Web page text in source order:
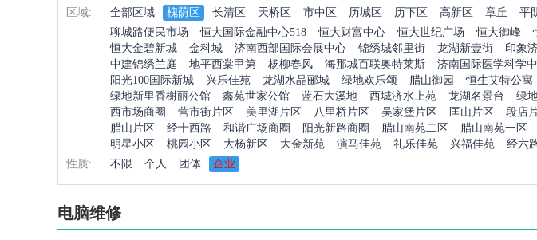
区域: 全部区域 槐荫区 长清区 天桥区 市中区 历城区 历下区 高新区 章丘 平
聊城路便民市场
恒大国际金融中心518 恒大财富中心 恒大世纪广场 恒大御峰
恒大金碧新城
金科城 济南西部国际会展中心 锦绣城邻里街 龙湖新壹街 印象
中建锦绣兰庭
地平西棠甲第 杨柳春风 海那城百联奥特莱斯 济南国际医学科学
阳光100国际新城
兴乐佳苑 龙湖水晶郦城 绿地欢乐颂 腊山御园 恒生艾特公寓
绿地新里香榭丽公馆
鑫苑世家公馆 蓝石大溪地 西城济水上苑 龙湖名景台 绿
西市场商圈
营市街片区 美里湖片区 八里桥片区 吴家堡片区 匡山片区 段店
腊山片区
经十西路 和谐广场商圈 阳光新路商圈 腊山南苑二区 腊山南苑一区
明星小区
桃园小区 大杨新区 大金新苑 演马佳苑 礼乐佳苑 兴福佳苑 经六
性质:
不限 个人 团体 企业
电脑维修